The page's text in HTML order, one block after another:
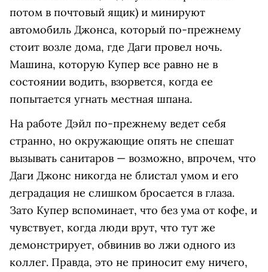
потом в почтовый ящик) и минируют
автомобиль Джонса, который по-прежнему
стоит возле дома, где Даги провел ночь.
Машина, которую Купер все равно не в
состоянии водить, взорвется, когда ее
попытается угнать местная шпана.
На работе Дэйл по-прежнему ведет себя
странно, но окружающие опять не спешат
вызывать санитаров — возможно, впрочем, что
Даги Джонс никогда не блистал умом и его
деградация не слишком бросается в глаза.
Зато Купер вспоминает, что без ума от кофе, и
чувствует, когда люди врут, что тут же
демонстрирует, обвинив во лжи одного из
коллег. Правда, это не приносит ему ничего,